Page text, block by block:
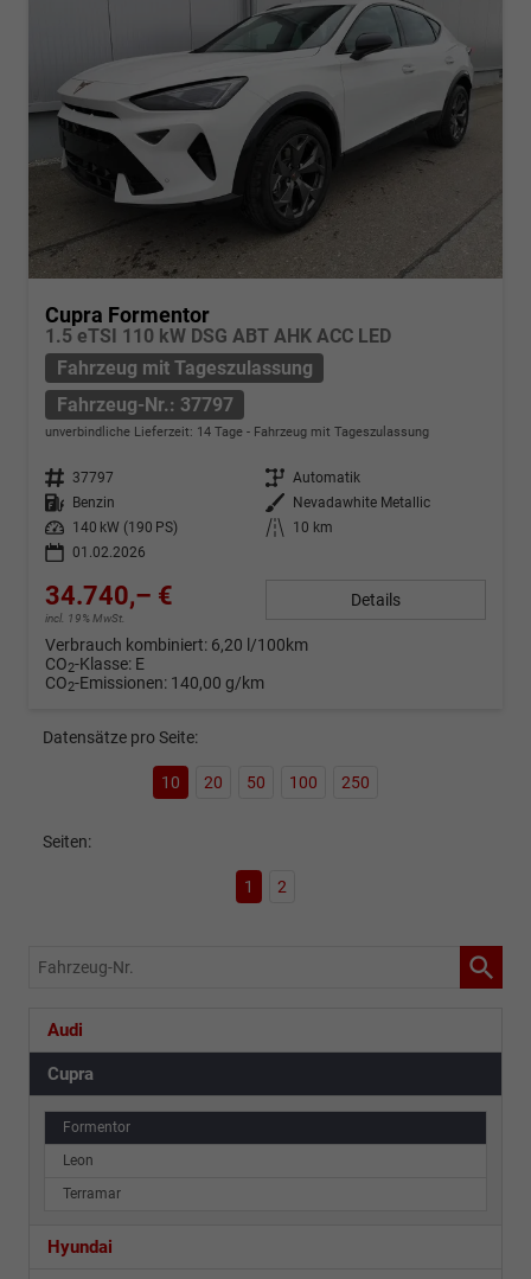
Cupra Formentor
1.5 eTSI 110 kW DSG ABT AHK ACC LED
Fahrzeug mit Tageszulassung
Fahrzeug-Nr.: 37797
unverbindliche Lieferzeit: 14 Tage Fahrzeug mit Tageszulassung
Fahrzeug-Nr. 37797 Getriebe Automatik
Kraftstoff Benzin Außenfarbe
Nevadawhite Metallic
Leistung
140 kW (190 PS) Kilometerstand
10 km
01.02.2026
34.740,– €
incl. 19% MwSt.
Details
Verbrauch kombiniert: 6,20 l/100km
CO2-Klasse: E
CO2-Emissionen: 140,00 g/km
Datensätze pro Seite:
10 20 50 100 250
Seiten:
1 2
Fahrzeug-
Audi
Cupra
Formentor
Leon
Terramar
Hyundai